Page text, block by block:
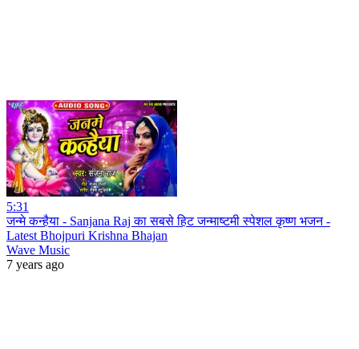
5:31
जन्मे कन्हैया - Sanjana Raj का सबसे हिट जन्माष्टमी स्पेशल कृष्ण भजन -
Latest Bhojpuri Krishna Bhajan
Wave Music
7 years ago